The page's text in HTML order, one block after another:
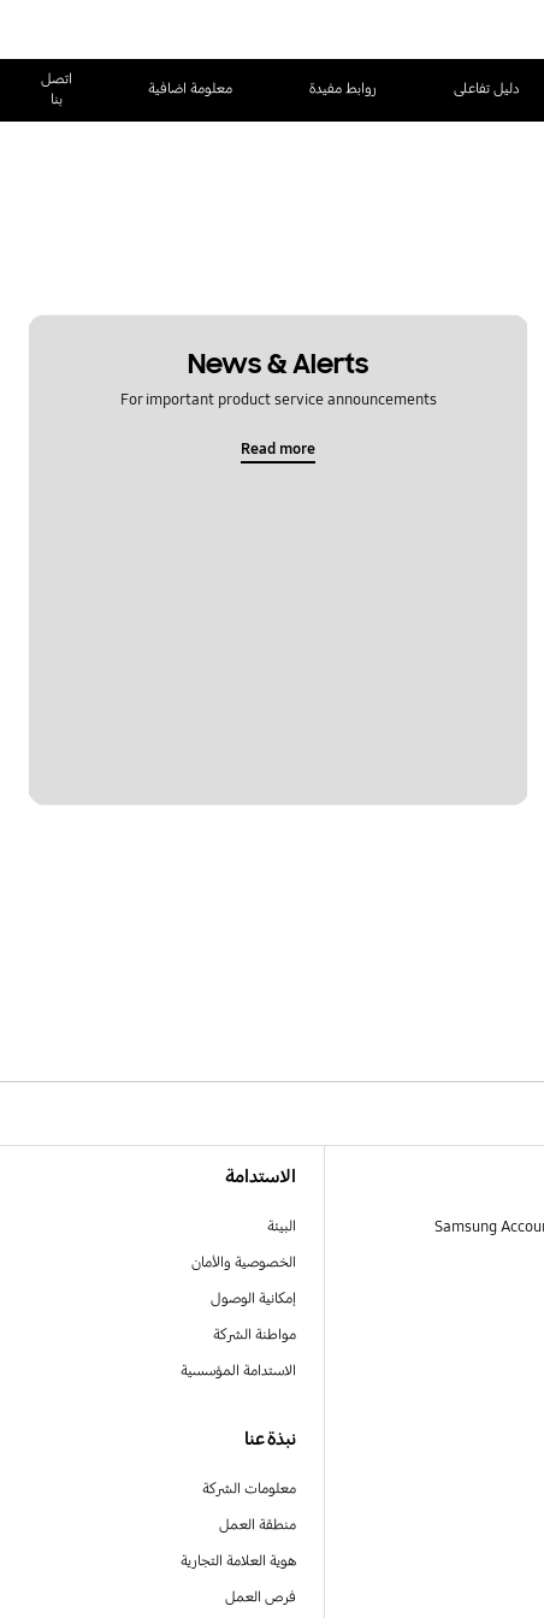
دليل تفاعلى روابط مفيدة معلومة اضافية
اتصل
بنا
News & Alerts
For important product service announcements
Read more
الاستدامة
البيئة
الخصوصية والأمان
إمكانية الوصول
مواطنة الشركة
الاستدامة المؤسسية
نبذة عنا
معلومات الشركة
منطقة العمل
هوية العلامة التجارية
فرص العمل